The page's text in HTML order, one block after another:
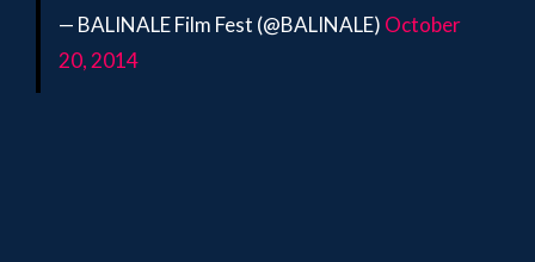
— BALINALE Film Fest (@BALINALE) October
20, 2014